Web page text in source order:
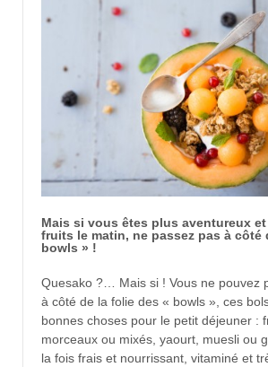
Mais si vous êtes plus aventureux et
fruits le matin, ne passez pas à côté
bowls » !
Quesako ?… Mais si ! Vous ne pouvez
à côté de la folie des « bowls », ces
bonnes choses pour le petit déjeuner :
morceaux ou mixés, yaourt, muesli ou
la fois frais et nourrissant, vitaminé et